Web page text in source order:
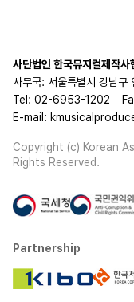
사단법인 한국뮤지컬제작
사무국: 서울특별시 강남
Tel: 02-6953-1202
E-mail:
Copyright (c) Korean
Rights Reserved.
Partnership